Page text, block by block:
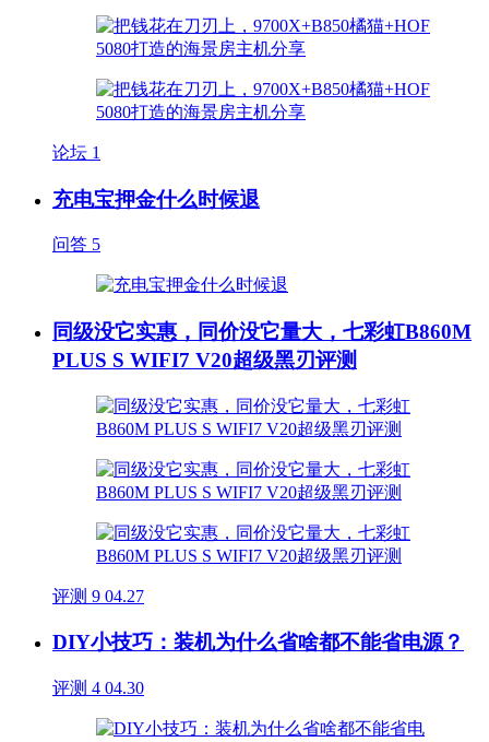
论坛 1
充电宝押金什么时候退
问答 5
同级没它实惠，同价没它量大，七彩虹B860M
PLUS S WIFI7 V20超级黑刃评测
评测 9 04.27
DIY小技巧：装机为什么省啥都不能省电源？
评测 4 04.30